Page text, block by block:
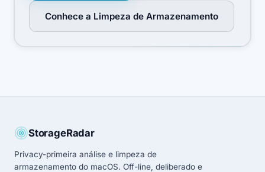
Conhece a Limpeza de Armazenamento
StorageRadar
Privacy-primeira análise e limpeza de
armazenamento do macOS. Off-line, deliberado e